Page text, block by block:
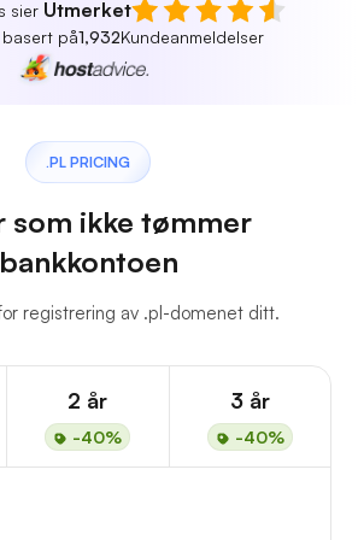
sier Utmerket
på1,932Kundeanmeldelser
.PL PRICING
som ikke tømmer
bankkontoen
registrering av .pl-domenet ditt.
2 år
-40%
3 år
-40%